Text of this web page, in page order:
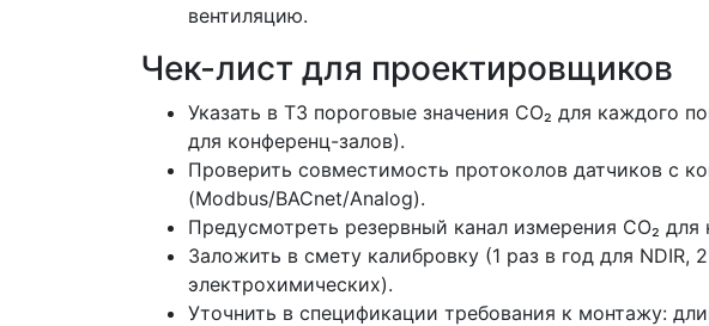
вентиляцию.
Чек-лист для проектировщиков
Указать в ТЗ пороговые значения CO₂ для каждого
для конференц-залов).
Проверить совместимость протоколов датчиков с
(Modbus/BACnet/Analog).
Предусмотреть резервный канал измерения CO₂ для
Заложить в смету калибровку (1 раз в год для NDIR,
электрохимических).
Уточнить в спецификации требования к монтажу: